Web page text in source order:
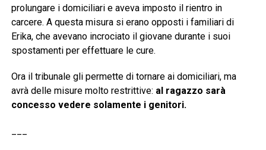
prolungare i domiciliari e aveva imposto il rientro in
carcere. A questa misura si erano opposti i familiari di
Erika, che avevano incrociato il giovane durante i suoi
spostamenti per effettuare le cure.
Ora il tribunale gli permette di tornare ai domiciliari, ma
avrà delle misure molto restrittive: al ragazzo sarà
concesso vedere solamente i genitori.